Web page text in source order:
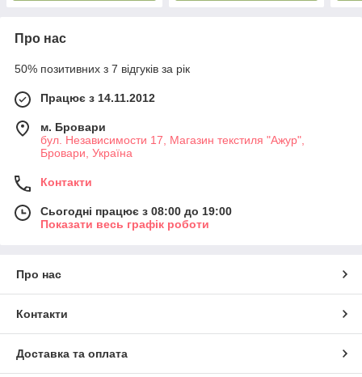
Про нас
50% позитивних з 7 відгуків за рік
Працює з 14.11.2012
м. Бровари
бул. Независимости 17, Магазин текстиля "Ажур",
Бровари, Україна
Контакти
Сьогодні працює з 08:00 до 19:00
Показати весь графік роботи
Про нас
Контакти
Доставка та оплата